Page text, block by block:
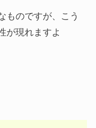
ものですが、こう
が現れますよ